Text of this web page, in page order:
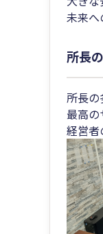
未来へ
所長
所長の
最高の
経営者